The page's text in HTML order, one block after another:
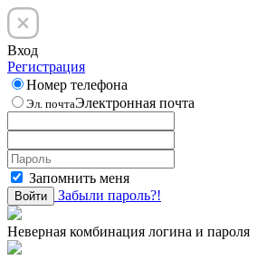
Вход
Регистрация
Номер телефона
Эл. почтаЭлектронная почта
Запомнить меня
Войти Забыли пароль?!
Неверная комбинация логина и пароля